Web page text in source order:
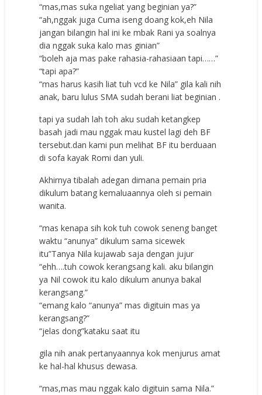
“mas,mas suka ngeliat yang beginian ya?”
“ah,nggak juga Cuma iseng doang kok,eh Nila
jangan bilangin hal ini ke mbak Rani ya soalnya
dia nggak suka kalo mas ginian”
“boleh aja mas pake rahasia-rahasiaan tapi……”
“tapi apa?”
“mas harus kasih liat tuh vcd ke Nila” gila kali nih
anak, baru lulus SMA sudah berani liat beginian .
tapi ya sudah lah toh aku sudah ketangkep
basah jadi mau nggak mau kustel lagi deh BF
tersebut.dan kami pun melihat BF itu berduaan
di sofa kayak Romi dan yuli.
Akhirnya tibalah adegan dimana pemain pria
dikulum batang kemaluaannya oleh si pemain
wanita.
“mas kenapa sih kok tuh cowok seneng banget
waktu “anunya” dikulum sama sicewek
itu”Tanya Nila kujawab saja dengan jujur
“ehh….tuh cowok kerangsang kali. aku bilangin
ya Nil cowok itu kalo dikulum anunya bakal
kerangsang.”
“emang kalo “anunya” mas digituin mas ya
kerangsang?”
“jelas dong”kataku saat itu
gila nih anak pertanyaannya kok menjurus amat
ke hal-hal khusus dewasa.
“mas,mas mau nggak kalo digituin sama Nila.”